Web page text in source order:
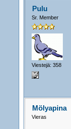
Pulu
Sr. Member
Viestejä: 358
Mölyapina
Vieras